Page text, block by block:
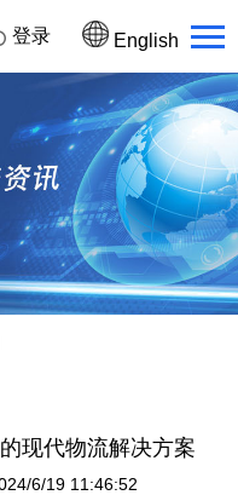
登录 English
现代物流解决方案
6/19 11:46:52